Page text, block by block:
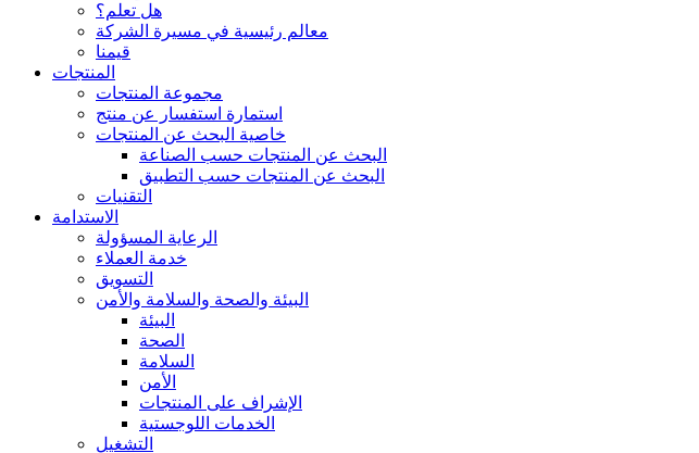
هل تعلم؟
معالم رئيسية في مسيرة الشركة
قيمنا
المنتجات
مجموعة المنتجات
استمارة استفسار عن منتج
خاصية البحث عن المنتجات
البحث عن المنتجات حسب الصناعة
البحث عن المنتجات حسب التطبيق
التقنيات
الاستدامة
الرعاية المسؤولة
خدمة العملاء
التسويق
البيئة والصحة والسلامة والأمن
البيئة
الصحة
السلامة
الأمن
الإشراف على المنتجات
الخدمات اللوجستية
التشغيل